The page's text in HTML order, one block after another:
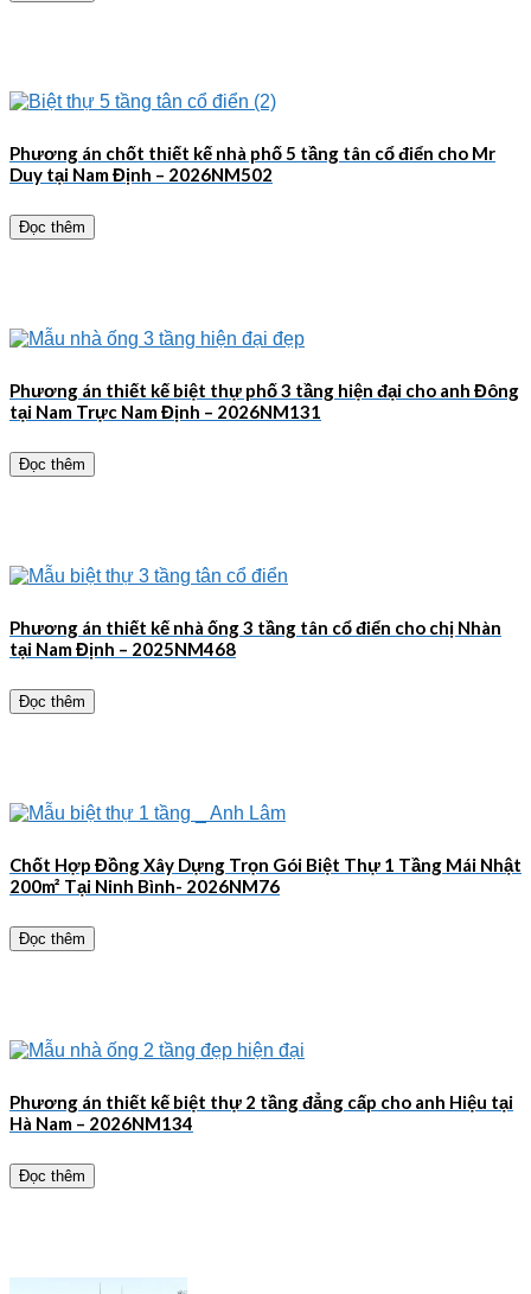
Phương án chốt thiết kế nhà phố 5 tầng tân cổ điển cho Mr
Duy tại Nam Định – 2026NM502
Đọc thêm
Phương án thiết kế biệt thự phố 3 tầng hiện đại cho anh Đông
tại Nam Trực Nam Định – 2026NM131
Đọc thêm
Phương án thiết kế nhà ống 3 tầng tân cổ điển cho chị Nhàn
tại Nam Định – 2025NM468
Đọc thêm
Chốt Hợp Đồng Xây Dựng Trọn Gói Biệt Thự 1 Tầng Mái Nhật
200m² Tại Ninh Bình- 2026NM76
Đọc thêm
Phương án thiết kế biệt thự 2 tầng đẳng cấp cho anh Hiệu tại
Hà Nam – 2026NM134
Đọc thêm